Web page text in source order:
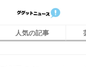
人気の記事